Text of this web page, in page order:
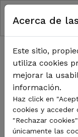
Pasar al contenido
RUTA DE
Motorland Aragón
medioambiente.
Acerca de
Este sitio,
utiliza cookies
mejorar la
información.
Haz click en
cookies y acceder
"Rechazar
únicamente las